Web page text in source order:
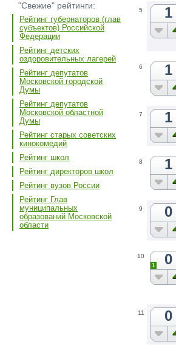
"Свежие" рейтинги:
Рейтинг губернаторов (глав
субъектов) Российской
Федерации
Рейтинг детских
оздоровительных лагерей
Рейтинг депутатов
Московской городской
Думы
Рейтинг депутатов
Московской областной
Думы
Рейтинг старых советских
кинокомедий
Рейтинг школ
Рейтинг директоров школ
Рейтинг вузов России
Рейтинг Глав
муниципальных
образований Московской
области
5 1
6 1
7 1
8 1
9 0
10 0
1
11 0